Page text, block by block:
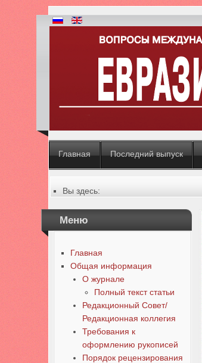
Главная Последний выпуск
Вы здесь:
Меню
Главная
Общая информация
О журнале
Полный текст статьи
Редакционный Совет/
Редакционная коллегия
Требования к
оформлению рукописей
Порядок рецензирования